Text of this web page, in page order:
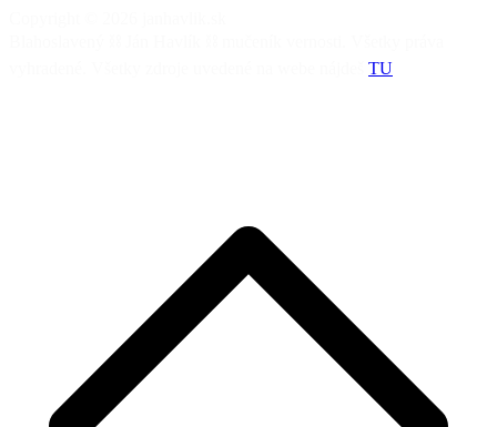
Blahoslavený ⛓️ Ján Havlík ⛓️ mučeník vernosti. Všetky práva